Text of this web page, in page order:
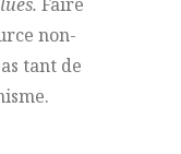
non-
tant de